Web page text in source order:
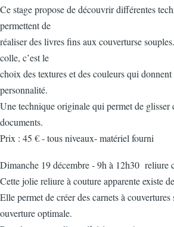
Ce stage propose de découvrir différentes
permettent de
réaliser des livres fins aux couverturse
colle, c’est le
choix des textures et des couleurs qui
personnalité.
Une technique originale qui permet de glisser
documents.
Prix : 45 € - tous niveaux- matériel fourni
Dimanche 19 décembre - 9h à 12h30 reliure
Cette jolie reliure à couture apparente existe
Elle permet de créer des carnets à couvertures
ouverture optimale.